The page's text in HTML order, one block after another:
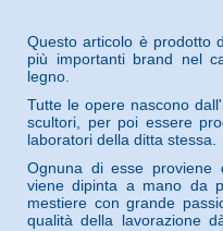
Questo articolo è prodotto
più importanti brand nel
legno.
Tutte le opere nascono
scultori, per poi essere
laboratori della ditta stessa.
Ognuna di esse proviene
viene dipinta a mano da
mestiere con grande
qualità della lavorazione